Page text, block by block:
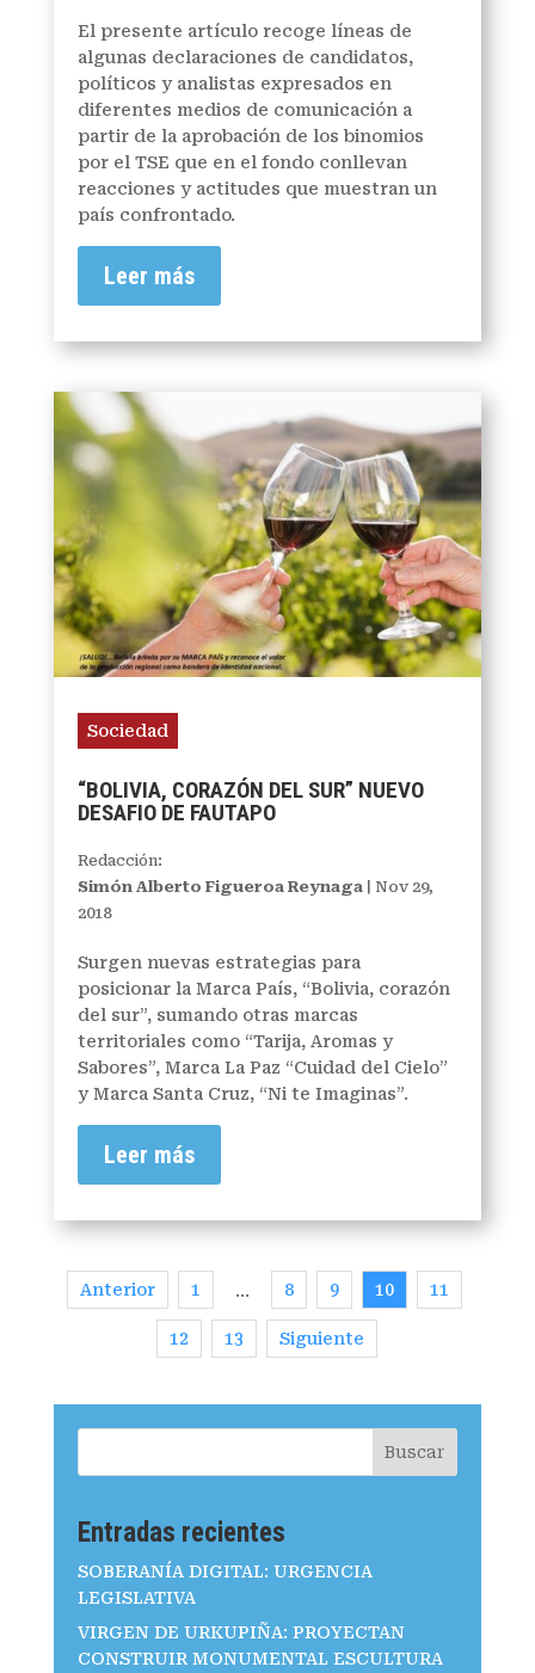
El presente artículo recoge líneas de
algunas declaraciones de candidatos,
políticos y analistas expresados en
diferentes medios de comunicación a
partir de la aprobación de los binomios
por el TSE que en el fondo conllevan
reacciones y actitudes que muestran un
país confrontado.
Leer más
Sociedad
“BOLIVIA, CORAZÓN DEL SUR” NUEVO
DESAFIO DE FAUTAPO
Redacción:
Simón Alberto Figueroa Reynaga | Nov 29,
2018
Surgen nuevas estrategias para
posicionar la Marca País, “Bolivia, corazón
del sur”, sumando otras marcas
territoriales como “Tarija, Aromas y
Sabores”, Marca La Paz “Cuidad del Cielo”
y Marca Santa Cruz, “Ni te Imaginas”.
Leer más
Anterior 1 … 8 9 10 11
12 13 Siguiente
Buscar
Entradas recientes
SOBERANÍA DIGITAL: URGENCIA
LEGISLATIVA
VIRGEN DE URKUPIÑA: PROYECTAN
CONSTRUIR MONUMENTAL ESCULTURA